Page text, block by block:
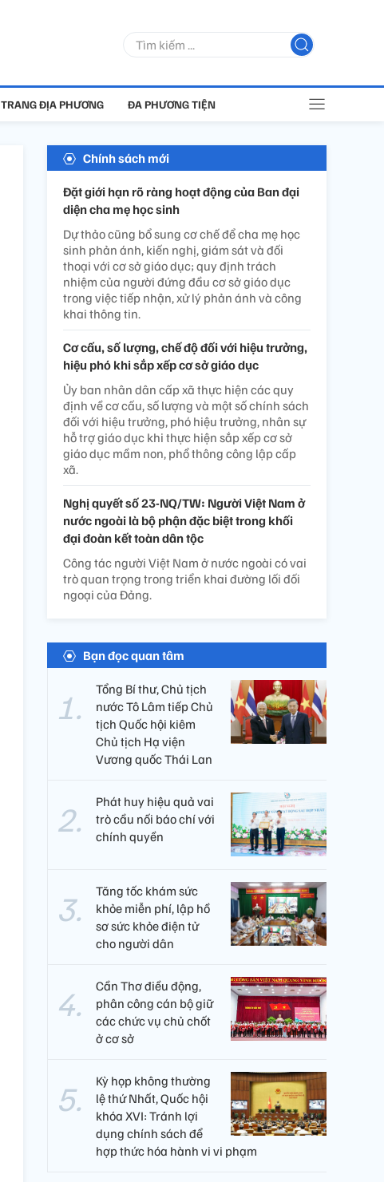
TRANG ĐỊA PHƯƠNG ĐA PHƯƠNG TIỆN
Chính sách mới
Đặt giới hạn rõ ràng hoạt động của Ban đại
diện cha mẹ học sinh
Dự thảo cũng bổ sung cơ chế để cha mẹ học
sinh phản ánh, kiến nghị, giám sát và đối
thoại với cơ sở giáo dục; quy định trách
nhiệm của người đứng đầu cơ sở giáo dục
trong việc tiếp nhận, xử lý phản ánh và công
khai thông tin.
Cơ cấu, số lượng, chế độ đối với hiệu trưởng,
hiệu phó khi sắp xếp cơ sở giáo dục
Ủy ban nhân dân cấp xã thực hiện các quy
định về cơ cấu, số lượng và một số chính sách
đối với hiệu trưởng, phó hiệu trưởng, nhân sự
hỗ trợ giáo dục khi thực hiện sắp xếp cơ sở
giáo dục mầm non, phổ thông công lập cấp
xã.
Nghị quyết số 23-NQ/TW: Người Việt Nam ở
nước ngoài là bộ phận đặc biệt trong khối
đại đoàn kết toàn dân tộc
Công tác người Việt Nam ở nước ngoài có vai
trò quan trọng trong triển khai đường lối đối
ngoại của Đảng.
Bạn đọc quan tâm
Tổng Bí thư, Chủ tịch
nước Tô Lâm tiếp Chủ
tịch Quốc hội kiêm
Chủ tịch Hạ viện
Vương quốc Thái Lan
Phát huy hiệu quả vai
trò cầu nối báo chí với
chính quyền
Tăng tốc khám sức
khỏe miễn phí, lập hồ
sơ sức khỏe điện tử
cho người dân
Cần Thơ điều động,
phân công cán bộ giữ
các chức vụ chủ chốt
ở cơ sở
Kỳ họp không thường
lệ thứ Nhất, Quốc hội
khóa XVI: Tránh lợi
dụng chính sách để
hợp thức hóa hành vi vi phạm